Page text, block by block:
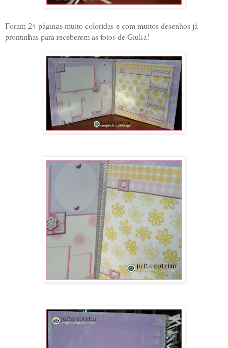
Foram 24 páginas muito coloridas e com muitos desenhos já
prontinhas para receberem as fotos de Giulia!